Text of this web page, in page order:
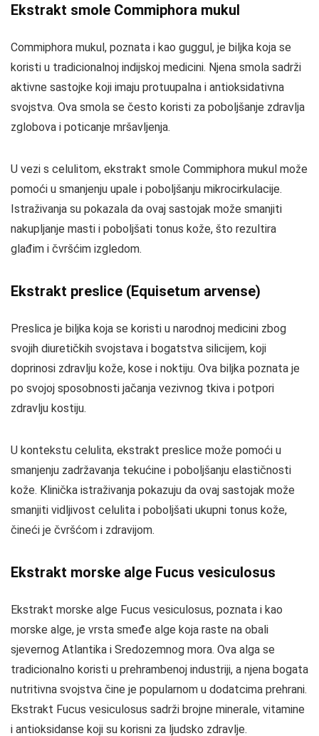
Ekstrakt smole Commiphora mukul
Commiphora mukul, poznata i kao guggul, je biljka koja se
koristi u tradicionalnoj indijskoj medicini. Njena smola sadrži
aktivne sastojke koji imaju protuupalna i antioksidativna
svojstva. Ova smola se često koristi za poboljšanje zdravlja
zglobova i poticanje mršavljenja.
U vezi s celulitom, ekstrakt smole Commiphora mukul može
pomoći u smanjenju upale i poboljšanju mikrocirkulacije.
Istraživanja su pokazala da ovaj sastojak može smanjiti
nakupljanje masti i poboljšati tonus kože, što rezultira
glađim i čvršćim izgledom.
Ekstrakt preslice (Equisetum arvense)
Preslica je biljka koja se koristi u narodnoj medicini zbog
svojih diuretičkih svojstava i bogatstva silicijem, koji
doprinosi zdravlju kože, kose i noktiju. Ova biljka poznata je
po svojoj sposobnosti jačanja vezivnog tkiva i potpori
zdravlju kostiju.
U kontekstu celulita, ekstrakt preslice može pomoći u
smanjenju zadržavanja tekućine i poboljšanju elastičnosti
kože. Klinička istraživanja pokazuju da ovaj sastojak može
smanjiti vidljivost celulita i poboljšati ukupni tonus kože,
čineći je čvršćom i zdravijom.
Ekstrakt morske alge Fucus vesiculosus
Ekstrakt morske alge Fucus vesiculosus, poznata i kao
morske alge, je vrsta smeđe alge koja raste na obali
sjevernog Atlantika i Sredozemnog mora. Ova alga se
tradicionalno koristi u prehrambenoj industriji, a njena bogata
nutritivna svojstva čine je popularnom u dodatcima prehrani.
Ekstrakt Fucus vesiculosus sadrži brojne minerale, vitamine
i antioksidanse koji su korisni za ljudsko zdravlje.